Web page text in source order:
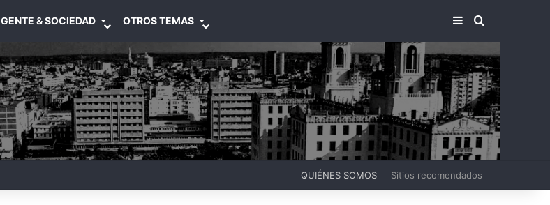
GENTE & SOCIEDAD OTROS TEMAS BARRA LATERAL
BUSCAR
QUIÉNES SOMOS Sitios recomendados